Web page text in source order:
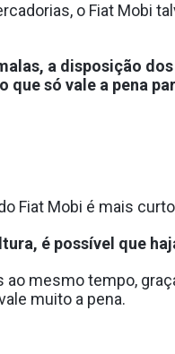
o Fiat Mobi
a disposição
só vale a pena
Fiat Mobi é mais
é possível que
mesmo tempo,
muito a pena.